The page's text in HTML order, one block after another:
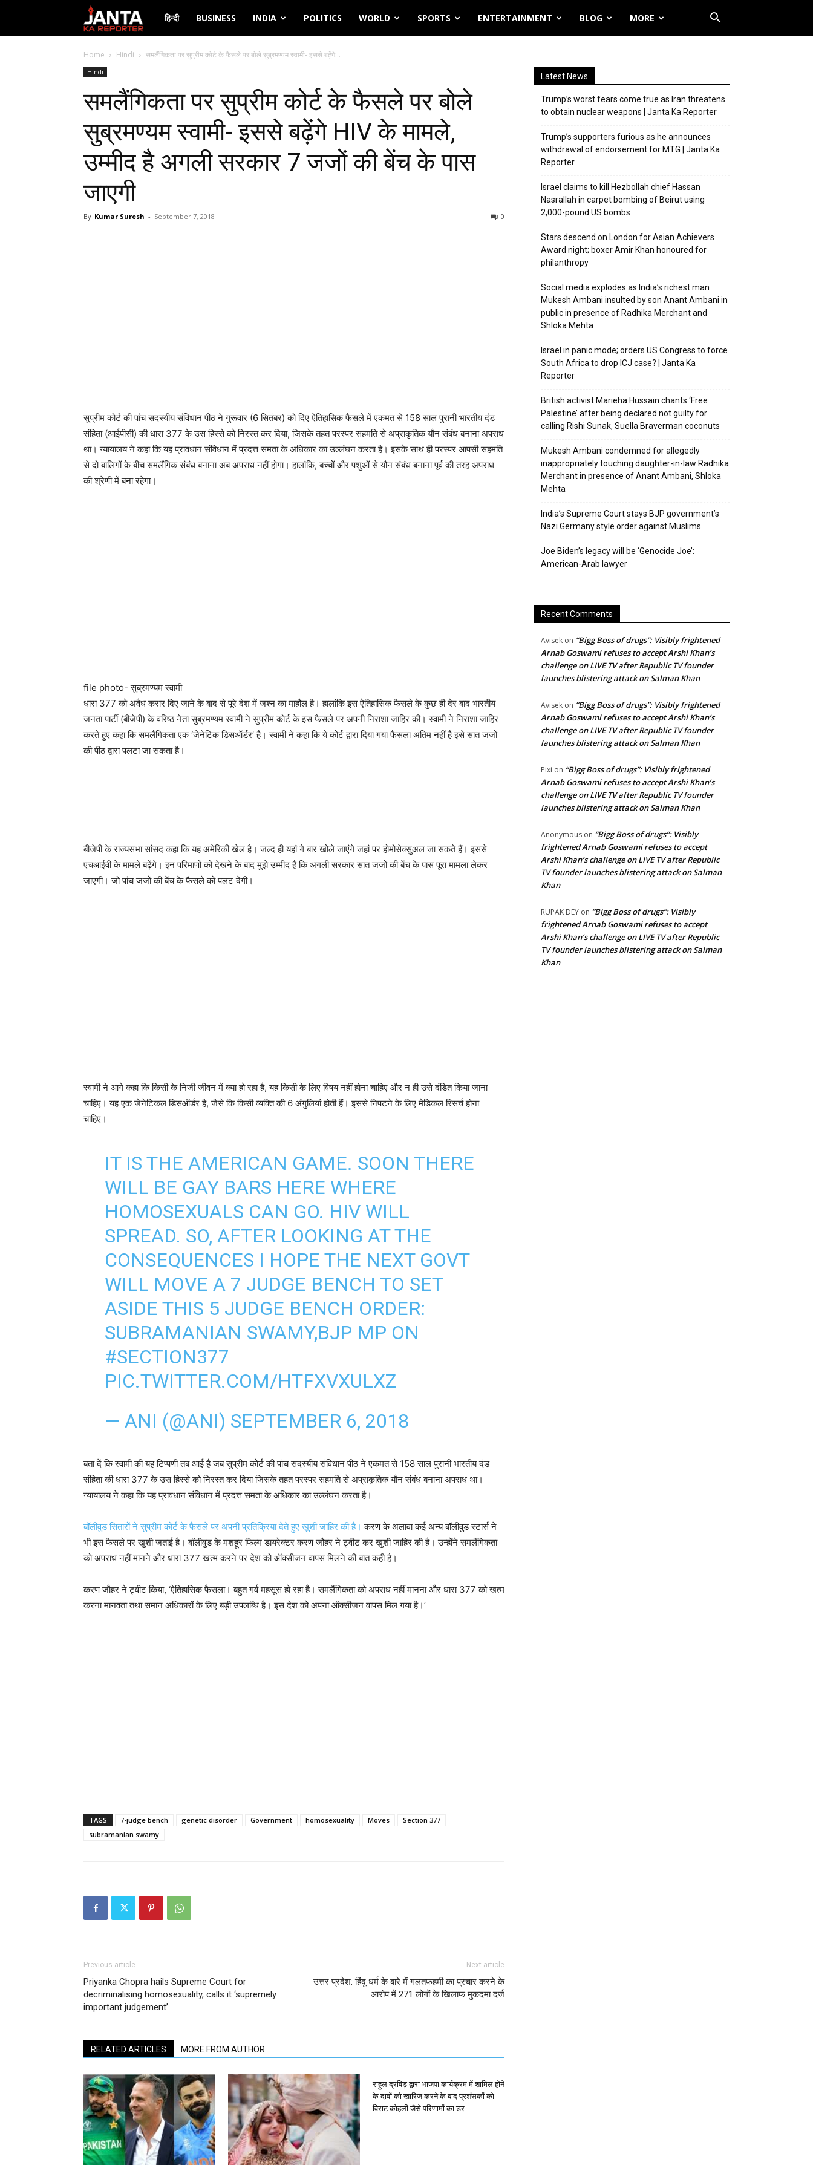
Janta
Ka
हिन्दी BUSINESS INDIA POLITICS WORLD SPORTS ENTERTAINMENT BLOG MORE
Home Hindi समलैंगिकता पर सुप्रीम कोर्ट के फैसले पर बोले सुब्रमण्यम स्वामी- इससे बढ़ेंगे...
Hindi
समलैंगिकता पर सुप्रीम कोर्ट के फैसले पर बोले
सुब्रमण्यम स्वामी- इससे बढ़ेंगे HIV के मामले,
उम्मीद है अगली सरकार 7 जजों की बेंच के पास
जाएगी
By Kumar Suresh - September 7, 2018 0
सुप्रीम कोर्ट की पांच सदस्यीय संविधान पीठ ने गुरूवार (6 सितंबर) को दिए ऐतिहासिक फैसले में एकमत से 158 साल पुरानी भारतीय दंड
संहिता (आईपीसी) की धारा 377 के उस हिस्से को निरस्त कर दिया, जिसके तहत परस्पर सहमति से अप्राकृतिक यौन संबंध बनाना अपराध
था। न्यायालय ने कहा कि यह प्रावधान संविधान में प्रदत्त समता के अधिकार का उल्लंघन करता है। इसके साथ ही परस्पर आपसी सहमति
से दो बालिगों के बीच समलैंगिक संबंध बनाना अब अपराध नहीं होगा। हालांकि, बच्चों और पशुओं से यौन संबंध बनाना पूर्व की तरह अपराध
की श्रेणी में बना रहेगा।
file photo- सुब्रमण्यम स्वामी
धारा 377 को अवैध करार दिए जाने के बाद से पूरे देश में जश्न का माहौल है। हालांकि इस ऐतिहासिक फैसले के कुछ ही देर बाद भारतीय
जनता पार्टी (बीजेपी) के वरिष्ठ नेता सुब्रमण्यम स्वामी ने सुप्रीम कोर्ट के इस फैसले पर अपनी निराशा जाहिर की। स्वामी ने निराशा जाहिर
करते हुए कहा कि समलैंगिकता एक ‘जेनेटिक डिसऑर्डर’ है। स्वामी ने कहा कि ये कोर्ट द्वारा दिया गया फैसला अंतिम नहीं है इसे सात जजों
की पीठ द्वारा पलटा जा सकता है।
बीजेपी के राज्यसभा सांसद कहा कि यह अमेरिकी खेल है। जल्द ही यहां गे बार खोले जाएंगे जहां पर होमोसेक्सुअल जा सकते हैं। इससे
एचआईवी के मामले बढ़ेंगे। इन परिमाणों को देखने के बाद मुझे उम्मीद है कि अगली सरकार सात जजों की बेंच के पास पूरा मामला लेकर
जाएगी। जो पांच जजों की बेंच के फैसले को पलट देगी।
स्वामी ने आगे कहा कि किसी के निजी जीवन में क्या हो रहा है, यह किसी के लिए विषय नहीं होना चाहिए और न ही उसे दंडित किया जाना
चाहिए। यह एक जेनेटिकल डिसऑर्डर है, जैसे कि किसी व्यक्ति की 6 अंगुलियां होती हैं। इससे निपटने के लिए मेडिकल रिसर्च होना
चाहिए।
IT IS THE AMERICAN GAME. SOON THERE
WILL BE GAY BARS HERE WHERE
HOMOSEXUALS CAN GO. HIV WILL
SPREAD. SO, AFTER LOOKING AT THE
CONSEQUENCES I HOPE THE NEXT GOVT
WILL MOVE A 7 JUDGE BENCH TO SET
ASIDE THIS 5 JUDGE BENCH ORDER:
SUBRAMANIAN SWAMY,BJP MP ON
#SECTION377
PIC.TWITTER.COM/HTFXVXULXZ
— ANI (@ANI) SEPTEMBER 6, 2018
बता दें कि स्वामी की यह टिप्पणी तब आई है जब सुप्रीम कोर्ट की पांच सदस्यीय संविधान पीठ ने एकमत से 158 साल पुरानी भारतीय दंड
संहिता की धारा 377 के उस हिस्से को निरस्त कर दिया जिसके तहत परस्पर सहमति से अप्राकृतिक यौन संबंध बनाना अपराध था।
न्यायालय ने कहा कि यह प्रावधान संविधान में प्रदत्त समता के अधिकार का उल्लंघन करता है।
बॉलीवुड सितारों ने सुप्रीम कोर्ट के फैसले पर अपनी प्रतिक्रिया देते हुए खुशी जाहिर की है। करण के अलावा कई अन्य बॉलीवुड स्टार्स ने
भी इस फैसले पर खुशी जताई है। बॉलीवुड के मशहूर फिल्म डायरेक्टर करण जौहर ने ट्वीट कर खुशी जाहिर की है। उन्होंने समलैंगिकता
को अपराध नहीं मानने और धारा 377 खत्म करने पर देश को ऑक्सीजन वापस मिलने की बात कही है।
करण जौहर ने ट्वीट किया, ‘ऐतिहासिक फैसला। बहुत गर्व महसूस हो रहा है। समलैंगिकता को अपराध नहीं मानना और धारा 377 को खत्म
करना मानवता तथा समान अधिकारों के लिए बड़ी उपलब्धि है। इस देश को अपना ऑक्सीजन वापस मिल गया है।’
TAGS 7-judge bench genetic disorder Government homosexuality Moves
Section 377
subramanian swamy
Previous article
Priyanka Chopra hails Supreme Court for
decriminalising homosexuality, calls it ‘supremely
important judgement’
Next article
उत्तर प्रदेश: हिंदू धर्म के बारे में गलतफहमी का प्रचार करने के
आरोप में 271 लोगों के खिलाफ मुकदमा दर्ज
RELATED ARTICLES MORE FROM AUTHOR
राहुल द्रविड़ द्वारा भाजपा कार्यक्रम में शामिल होने
के दावों को खारिज करने के बाद प्रशंसकों को
विराट कोहली जैसे परिणामों का डर
Latest News
Trump’s worst fears come true as Iran threatens
to obtain nuclear weapons | Janta Ka Reporter
Trump’s supporters furious as he announces
withdrawal of endorsement for MTG | Janta Ka
Reporter
Israel claims to kill Hezbollah chief Hassan
Nasrallah in carpet bombing of Beirut using
2,000-pound US bombs
Stars descend on London for Asian Achievers
Award night; boxer Amir Khan honoured for
philanthropy
Social media explodes as India’s richest man
Mukesh Ambani insulted by son Anant Ambani in
public in presence of Radhika Merchant and
Shloka Mehta
Israel in panic mode; orders US Congress to force
South Africa to drop ICJ case? | Janta Ka
Reporter
British activist Marieha Hussain chants ‘Free
Palestine’ after being declared not guilty for
calling Rishi Sunak, Suella Braverman coconuts
Mukesh Ambani condemned for allegedly
inappropriately touching daughter-in-law Radhika
Merchant in presence of Anant Ambani, Shloka
Mehta
India’s Supreme Court stays BJP government’s
Nazi Germany style order against Muslims
Joe Biden’s legacy will be ‘Genocide Joe’:
American-Arab lawyer
Recent Comments
Avisek on “Bigg Boss of drugs”: Visibly frightened
Arnab Goswami refuses to accept Arshi Khan’s
challenge on LIVE TV after Republic TV founder
launches blistering attack on Salman Khan
Avisek on “Bigg Boss of drugs”: Visibly frightened
Arnab Goswami refuses to accept Arshi Khan’s
challenge on LIVE TV after Republic TV founder
launches blistering attack on Salman Khan
Pixi on “Bigg Boss of drugs”: Visibly frightened
Arnab Goswami refuses to accept Arshi Khan’s
challenge on LIVE TV after Republic TV founder
launches blistering attack on Salman Khan
Anonymous on “Bigg Boss of drugs”: Visibly
frightened Arnab Goswami refuses to accept
Arshi Khan’s challenge on LIVE TV after Republic
TV founder launches blistering attack on Salman
Khan
RUPAK DEY on “Bigg Boss of drugs”: Visibly
frightened Arnab Goswami refuses to accept
Arshi Khan’s challenge on LIVE TV after Republic
TV founder launches blistering attack on Salman
Khan